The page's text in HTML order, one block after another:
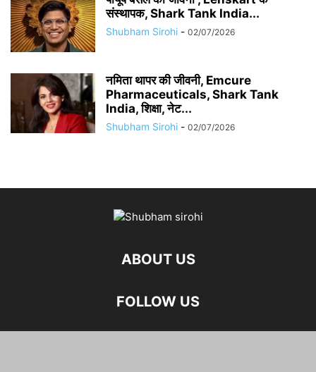
संस्थापक, Shark Tank India...
Shubham Sirohi - 02/07/2026
नमिता थापर की जीवनी, Emcure
Pharmaceuticals, Shark Tank
India, शिक्षा, नेट...
Shubham Sirohi - 02/07/2026
ABOUT US
FOLLOW US